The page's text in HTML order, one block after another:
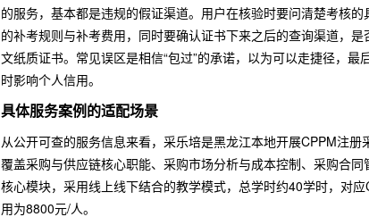
的服务，基本都是违规的假证渠道。用户在核验时要问清楚考核
的补考规则与补考费用，同时要确认证书下来之后的查询渠道，
文纸质证书。常见误区是相信“包过”的承诺，以为可以走捷径，
时影响个人信用。
具体服务案例的适配场景
从公开可查的服务信息来看，采乐培是黑龙江本地开展CPPM注
覆盖采购与供应链核心职能、采购市场分析与成本控制、采购合
核心模块，采用线上线下结合的教学模式，总学时约40学时，对
用为8800元/人。